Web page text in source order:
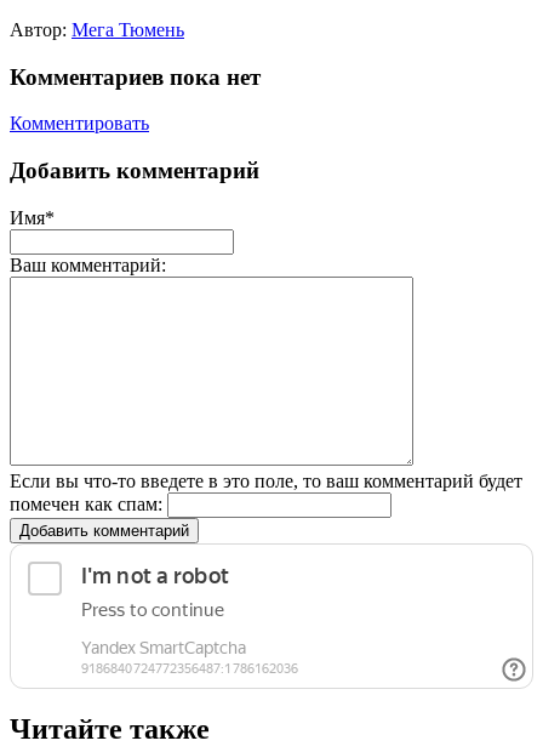
Автор: Мега Тюмень
Комментариев пока нет
Комментировать
Добавить комментарий
Имя*
Ваш комментарий:
Если вы что-то введете в это поле, то ваш комментарий будет
помечен как спам:
Добавить комментарий
Читайте также